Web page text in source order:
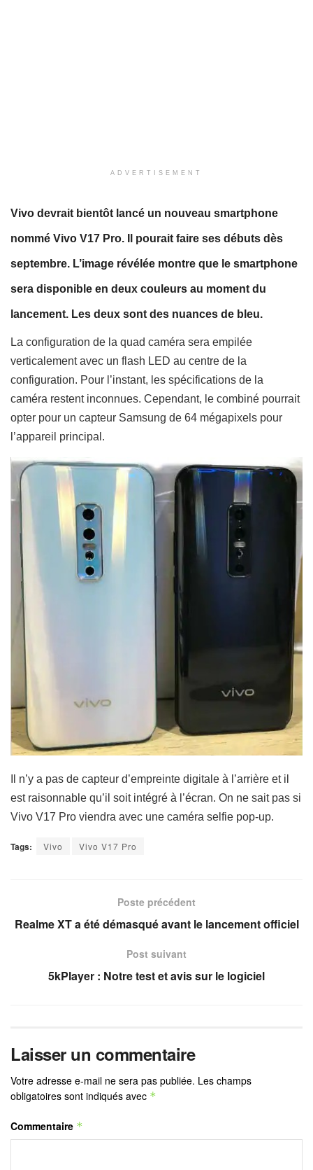
ADVERTISEMENT
Vivo devrait bientôt lancé un nouveau smartphone
nommé Vivo V17 Pro. Il pourait faire ses débuts dès
septembre. L’image révélée montre que le smartphone
sera disponible en deux couleurs au moment du
lancement. Les deux sont des nuances de bleu.
La configuration de la quad caméra sera empilée
verticalement avec un flash LED au centre de la
configuration. Pour l’instant, les spécifications de la
caméra restent inconnues. Cependant, le combiné pourrait
opter pour un capteur Samsung de 64 mégapixels pour
l’appareil principal.
Il n’y a pas de capteur d’empreinte digitale à l’arrière et il
est raisonnable qu’il soit intégré à l’écran. On ne sait pas si
Vivo V17 Pro viendra avec une caméra selfie pop-up.
Tags: Vivo Vivo V17 Pro
Poste précédent
Realme XT a été démasqué avant le lancement officiel
Post suivant
5kPlayer : Notre test et avis sur le logiciel
Laisser un commentaire
Votre adresse e-mail ne sera pas publiée. Les champs
obligatoires sont indiqués avec *
Commentaire *